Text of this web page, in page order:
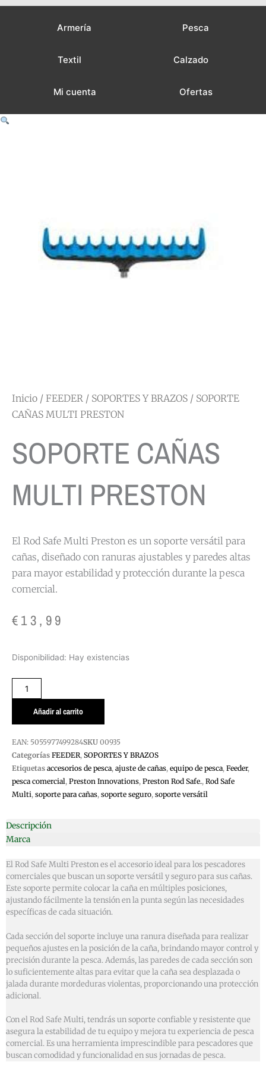
Armería Pesca
Textil Calzado
Mi cuenta Ofertas
Inicio / FEEDER / SOPORTES Y BRAZOS / SOPORTE
CAÑAS MULTI PRESTON
SOPORTE CAÑAS
MULTI PRESTON
El Rod Safe Multi Preston es un soporte versátil para
cañas, diseñado con ranuras ajustables y paredes altas
para mayor estabilidad y protección durante la pesca
comercial.
€13,99
Disponibilidad: Hay existencias
SOPORTE
PRESTON
cantidadAñadir al carrito
EAN: 5055977499284SKU 00935
Categorías FEEDER, SOPORTES Y BRAZOS
Etiquetas accesorios de pesca, ajuste de cañas, equipo de pesca, Feeder,
pesca comercial, Preston Innovations, Preston Rod Safe., Rod Safe
Multi, soporte para cañas, soporte seguro, soporte versátil
Descripción
Marca
El Rod Safe Multi Preston es el accesorio ideal para los pescadores
comerciales que buscan un soporte versátil y seguro para sus cañas.
Este soporte permite colocar la caña en múltiples posiciones,
ajustando fácilmente la tensión en la punta según las necesidades
específicas de cada situación.
Cada sección del soporte incluye una ranura diseñada para realizar
pequeños ajustes en la posición de la caña, brindando mayor control y
precisión durante la pesca. Además, las paredes de cada sección son
lo suficientemente altas para evitar que la caña sea desplazada o
jalada durante mordeduras violentas, proporcionando una protección
adicional.
Con el Rod Safe Multi, tendrás un soporte confiable y resistente que
asegura la estabilidad de tu equipo y mejora tu experiencia de pesca
comercial. Es una herramienta imprescindible para pescadores que
buscan comodidad y funcionalidad en sus jornadas de pesca.